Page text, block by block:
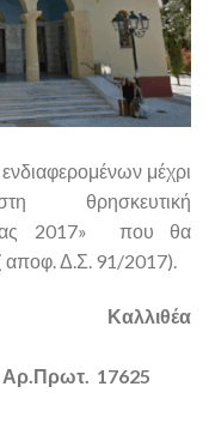
μέχρι
θρησκευτική
2017» που θα
αποφ. Δ.Σ. 91/2017).
Καλλιθέα
17625